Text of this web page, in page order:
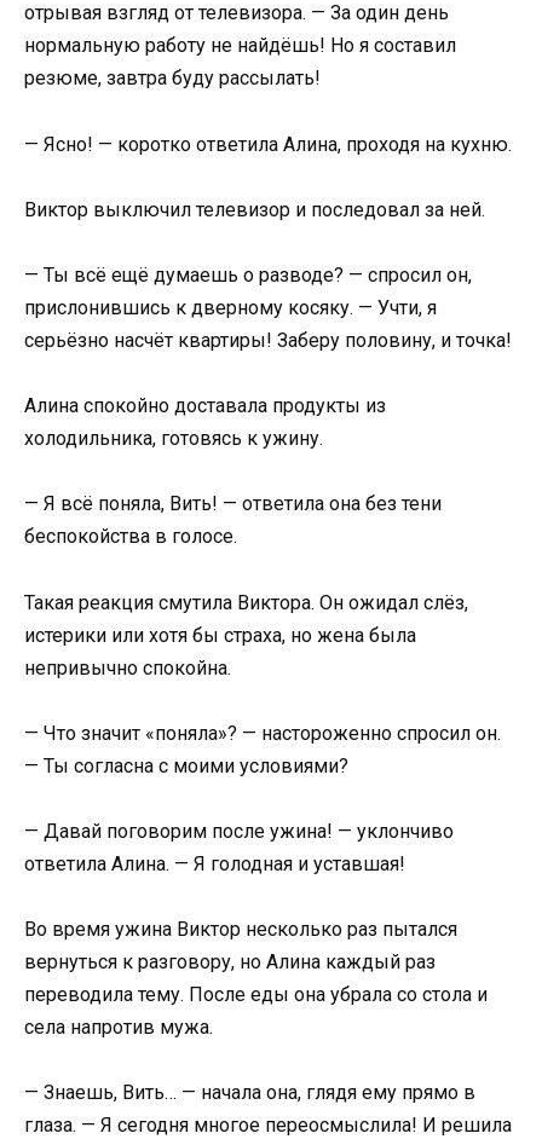
отрывая взгляд от телевизора. — За один день
нормальную работу не найдёшь! Но я составил
резюме, завтра буду рассылать!
— Ясно! — коротко ответила Алина, проходя на кухню.
Виктор выключил телевизор и последовал за ней.
— Ты всё ещё думаешь о разводе? — спросил он,
прислонившись к дверному косяку. — Учти, я
серьёзно насчёт квартиры! Заберу половину, и точка!
Алина спокойно доставала продукты из
холодильника, готовясь к ужину.
— Я всё поняла, Вить! — ответила она без тени
беспокойства в голосе.
Такая реакция смутила Виктора. Он ожидал слёз,
истерики или хотя бы страха, но жена была
непривычно спокойна.
— Что значит «поняла»? — настороженно спросил он.
— Ты согласна с моими условиями?
— Давай поговорим после ужина! — уклончиво
ответила Алина. — Я голодная и уставшая!
Во время ужина Виктор несколько раз пытался
вернуться к разговору, но Алина каждый раз
переводила тему. После еды она убрала со стола и
села напротив мужа.
— Знаешь, Вить… — начала она, глядя ему прямо в
глаза. — Я сегодня многое переосмыслила! И решила